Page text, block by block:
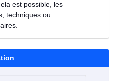
est possible, les
techniques ou